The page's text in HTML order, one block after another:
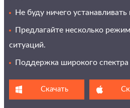
Не буду ничего
Предлагайте несколько
ситуаций.
Поддержка широкого
Скачать